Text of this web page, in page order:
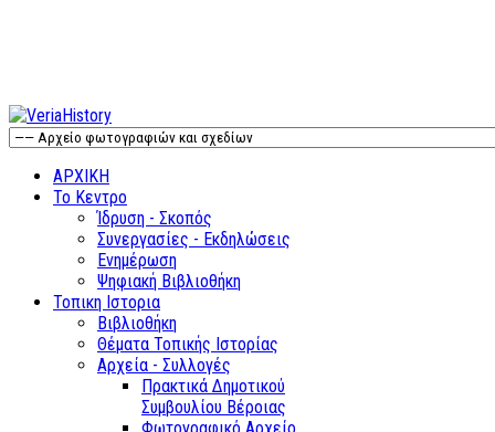
ΑΡΧΙΚΗ
Το Κεντρο
Ίδρυση - Σκοπός
Συνεργασίες - Εκδηλώσεις
Ενημέρωση
Ψηφιακή Βιβλιοθήκη
Τοπικη Ιστορια
Βιβλιοθήκη
Θέματα Τοπικής Ιστορίας
Αρχεία - Συλλογές
Πρακτικά Δημοτικού
Συμβουλίου Βέροιας